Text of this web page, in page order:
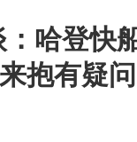
哈登快
抱有疑问